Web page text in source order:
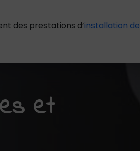
des prestations d’installation de
et